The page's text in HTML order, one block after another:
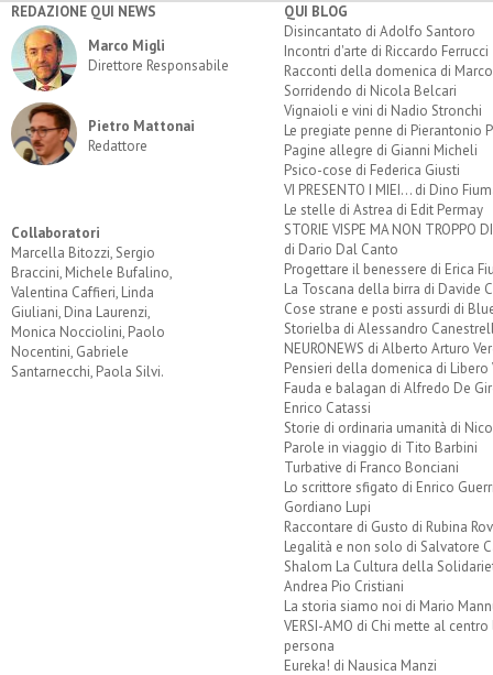
REDAZIONE QUI NEWS
Marco Migli
Direttore Responsabile
Pietro Mattonai
Redattore
Collaboratori
Marcella Bitozzi, Sergio
Braccini, Michele Bufalino,
Valentina Caffieri, Linda
Giuliani, Dina Laurenzi,
Monica Nocciolini, Paolo
Nocentini, Gabriele
Santarnecchi, Paola Silvi.
QUI BLOG
Disincantato di Adolfo Santoro
Incontri d'arte di Riccardo Ferrucci
Racconti della domenica di
Sorridendo di Nicola Belcari
Vignaioli e vini di Nadio Stronchi
Le pregiate penne di Pierantonio
Pagine allegre di Gianni Micheli
Psico-cose di Federica Giusti
VI PRESENTO I MIEI... di Dino
Le stelle di Astrea di Edit Permay
STORIE VISPE MA NON TROPPO
di Dario Dal Canto
Progettare il benessere di Erica
La Toscana della birra di Davide
Cose strane e posti assurdi di
Storielba di Alessandro
NEURONEWS di Alberto Arturo
Pensieri della domenica di Libero
Fauda e balagan di Alfredo De
Enrico Catassi
Storie di ordinaria umanità di
Parole in viaggio di Tito Barbini
Turbative di Franco Bonciani
Lo scrittore sfigato di Enrico
Gordiano Lupi
Raccontare di Gusto di Rubina
Legalità e non solo di Salvatore
Shalom La Cultura della
Andrea Pio Cristiani
La storia siamo noi di Mario
VERSI-AMO di Chi mette al centro
persona
Eureka! di Nausica Manzi